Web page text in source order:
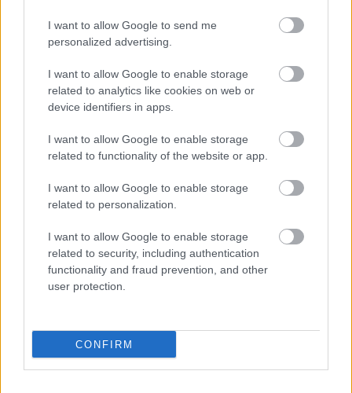
I want to allow Google to send me
personalized advertising.
I want to allow Google to enable storage
related to analytics like cookies on web or
device identifiers in apps.
I want to allow Google to enable storage
related to functionality of the website or app.
I want to allow Google to enable storage
related to personalization.
I want to allow Google to enable storage
related to security, including authentication
functionality and fraud prevention, and other
user protection.
CONFIRM
Petra Lošonská,
Róbert Hlava, Bratislava